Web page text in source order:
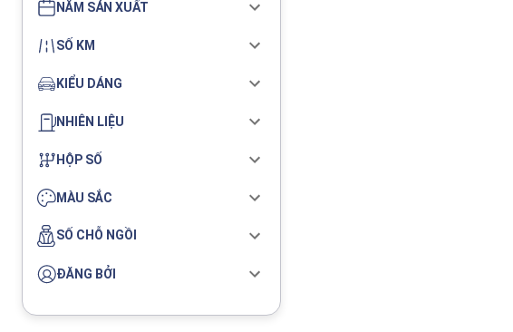
NĂM SẢN XUẤT
SỐ KM
KIỂU DÁNG
NHIÊN LIỆU
HỘP SỐ
MÀU SẮC
SỐ CHỖ NGỒI
ĐĂNG BỞI